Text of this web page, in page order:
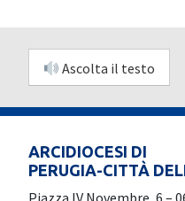
Ascolta il testo
ARCIDIOCESI DI
PERUGIA-CITTÀ
Piazza IV Novembre, 6 –